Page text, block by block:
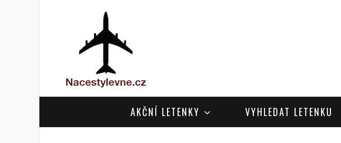
AKČNÍ LETENKY VYHLEDAT LETENKU